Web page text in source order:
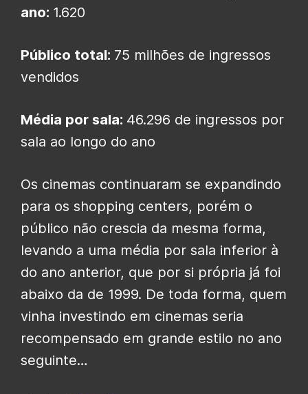
ano: 1.620
Público total: 75 milhões de ingressos
vendidos
Média por sala: 46.296 de ingressos por
sala ao longo do ano
Os cinemas continuaram se expandindo
para os shopping centers, porém o
público não crescia da mesma forma,
levando a uma média por sala inferior à
do ano anterior, que por si própria já foi
abaixo da de 1999. De toda forma, quem
vinha investindo em cinemas seria
recompensado em grande estilo no ano
seguinte…